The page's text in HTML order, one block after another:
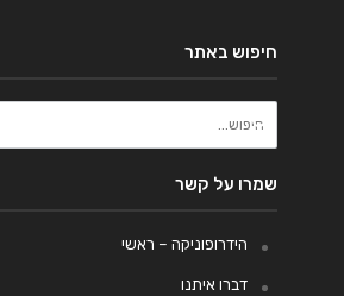
חיפוש באתר
שמרו על קשר
הידרופוניקה – ראשי
דברו איתנו